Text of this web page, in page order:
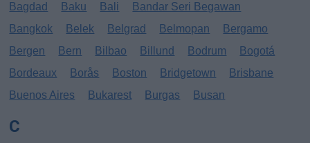
Bagdad Baku Bali
Bandar Seri Begawan
Bangkok
Belek Belgrad Belmopan
Bergamo
Bergen
Bern Bilbao Billund Bodrum
Bogotá
Bordeaux
Borås Boston Bridgetown
Brisbane
Buenos Aires
Bukarest Burgas Busan
C